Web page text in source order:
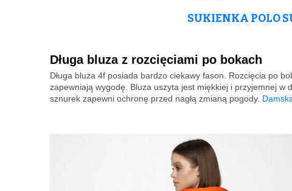
SUKIENKA POLO
Długa bluza z rozcięciami po bokach
Długa bluza 4f posiada bardzo ciekawy fason. Rozcięcia po
zapewniają wygodę. Bluza uszyta jest miękkiej i przyjemnej w
sznurek zapewni ochronę przed nagłą zmianą pogody.